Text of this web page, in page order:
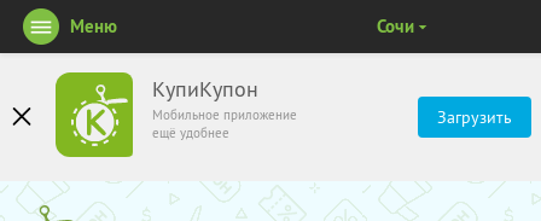
КупиКупон
Мобильное приложение
ещё удобнее
Загрузить
Меню Сочи